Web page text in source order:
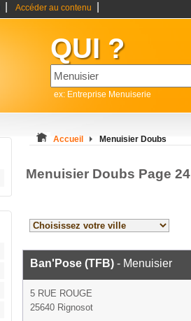
Accéder au contenu
QUI ?
ex: Entreprise Menuiserie
Accueil Menuisier Doubs
Menuisier Doubs Page 24
Ban'Pose (TFB) - Menuisier
5 RUE ROUGE
25640 Rignosot